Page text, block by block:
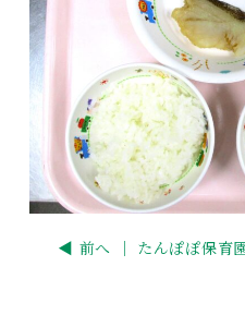
◀ 前へ ｜ たんぽぽ保育